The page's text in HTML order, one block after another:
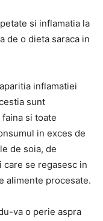
si inflamatia la
de o dieta saraca in
inflamatiei
sunt
si toate
in exces de
de soia, de
se regasesc in
alimente procesate.
va o perie aspra